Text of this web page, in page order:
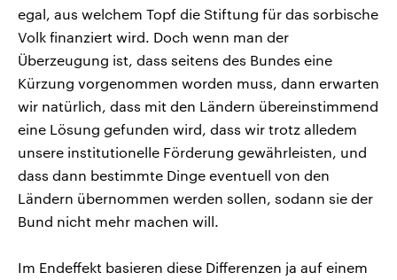
egal, aus welchem Topf die Stiftung für das sorbische
Volk finanziert wird. Doch wenn man der
Überzeugung ist, dass seitens des Bundes eine
Kürzung vorgenommen worden muss, dann erwarten
wir natürlich, dass mit den Ländern übereinstimmend
eine Lösung gefunden wird, dass wir trotz alledem
unsere institutionelle Förderung gewährleisten, und
dass dann bestimmte Dinge eventuell von den
Ländern übernommen werden sollen, sodann sie der
Bund nicht mehr machen will.
Im Endeffekt basieren diese Differenzen ja auf einem